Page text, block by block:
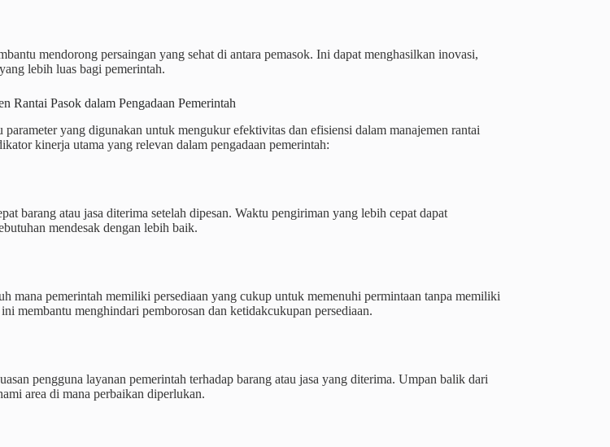
mendorong persaingan yang sehat di antara pemasok. Ini dapat menghasilkan inovasi,
lebih luas bagi pemerintah.
Rantai Pasok dalam Pengadaan Pemerintah
yang digunakan untuk mengukur efektivitas dan efisiensi dalam manajemen rantai
kinerja utama yang relevan dalam pengadaan pemerintah:
barang atau jasa diterima setelah dipesan. Waktu pengiriman yang lebih cepat dapat
mendesak dengan lebih baik.
mana pemerintah memiliki persediaan yang cukup untuk memenuhi permintaan tanpa memiliki
membantu menghindari pemborosan dan ketidakcukupan persediaan.
pengguna layanan pemerintah terhadap barang atau jasa yang diterima. Umpan balik dari
area di mana perbaikan diperlukan.